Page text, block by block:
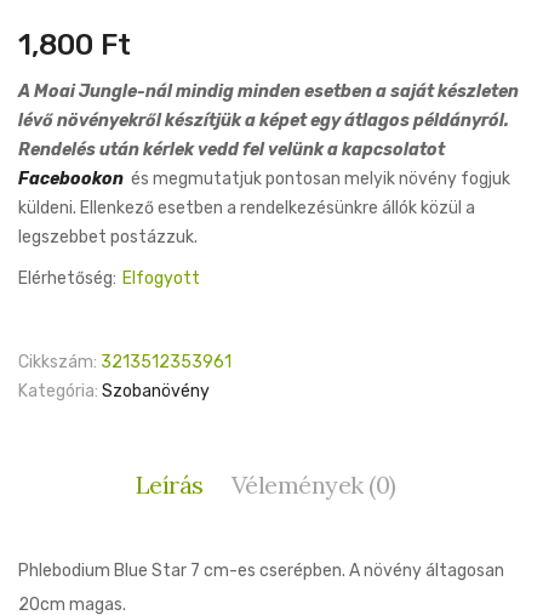
1,800 Ft
A Moai Jungle-nál mindig minden esetben a saját készleten
lévő növényekről készítjük a képet egy átlagos példányról.
Rendelés után kérlek vedd fel velünk a kapcsolatot
Facebookon és megmutatjuk pontosan melyik növény fogjuk
küldeni. Ellenkező esetben a rendelkezésünkre állók közül a
legszebbet postázzuk.
Elérhetőség: Elfogyott
Cikkszám: 3213512353961
Kategória: Szobanövény
Leírás Vélemények (0)
Phlebodium Blue Star 7 cm-es cserépben. A növény áltagosan
20cm magas.